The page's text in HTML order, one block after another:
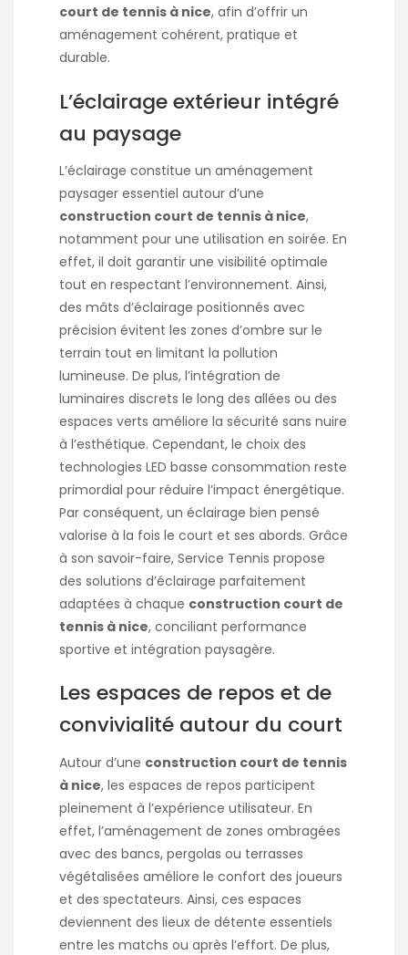
court de tennis à nice, afin d’offrir un
aménagement cohérent, pratique et
durable.
L’éclairage extérieur intégré
au paysage
L’éclairage constitue un aménagement
paysager essentiel autour d’une
construction court de tennis à nice,
notamment pour une utilisation en soirée. En
effet, il doit garantir une visibilité optimale
tout en respectant l’environnement. Ainsi,
des mâts d’éclairage positionnés avec
précision évitent les zones d’ombre sur le
terrain tout en limitant la pollution
lumineuse. De plus, l’intégration de
luminaires discrets le long des allées ou des
espaces verts améliore la sécurité sans nuire
à l’esthétique. Cependant, le choix des
technologies LED basse consommation reste
primordial pour réduire l’impact énergétique.
Par conséquent, un éclairage bien pensé
valorise à la fois le court et ses abords. Grâce
à son savoir-faire, Service Tennis propose
des solutions d’éclairage parfaitement
adaptées à chaque construction court de
tennis à nice, conciliant performance
sportive et intégration paysagère.
Les espaces de repos et de
convivialité autour du court
Autour d’une construction court de tennis
à nice, les espaces de repos participent
pleinement à l’expérience utilisateur. En
effet, l’aménagement de zones ombragées
avec des bancs, pergolas ou terrasses
végétalisées améliore le confort des joueurs
et des spectateurs. Ainsi, ces espaces
deviennent des lieux de détente essentiels
entre les matchs ou après l’effort. De plus,